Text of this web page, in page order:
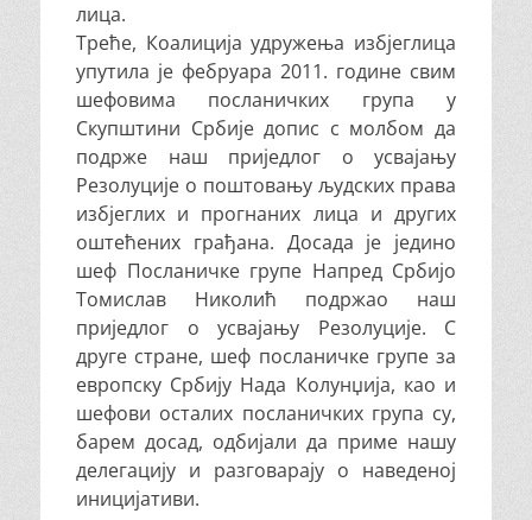
лица.
Треће, Коалиција удружења избјеглица
упутила је фебруара 2011. године свим
шефовима посланичких група у
Скупштини Србије допис с молбом да
подрже наш приједлог о усвајању
Резолуције о поштовању људских права
избјеглих и прогнаних лица и других
оштећених грађана. Досада је једино
шеф Посланичке групе Напред Србијо
Томислав Николић подржао наш
приједлог о усвајању Резолуције. С
друге стране, шеф посланичке групе за
европску Србију Нада Колунџија, као и
шефови осталих посланичких група су,
барем досад, одбијали да приме нашу
делегацију и разговарају о наведеној
иницијативи.